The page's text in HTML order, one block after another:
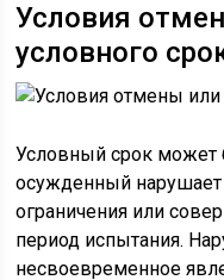
Условия
условного
Условный срок может
осужденный
ограничения или
период испытания.
несвоевременное